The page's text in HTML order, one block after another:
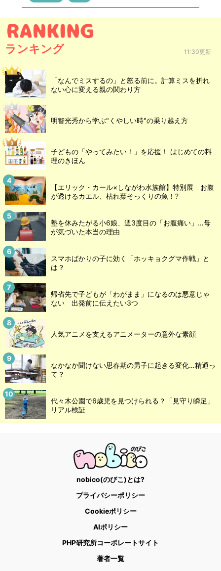
ランキング 11:30更新
「なんでミスするの」と怒る前に。計算ミスを折れ
ない心に変える親の関わり方
明智光秀から学ぶ"くやしい時"の乗り越え方
子どもの「やってみたい！」を応援！ はじめての料
理のきほん
【エリック・カール×しながわ水族館】特別展 お腹
が透けるカエル、枯れ葉そっくりの魚！?
塾を休みたがる小6娘、週3度目の「お腹痛い」…母
が気づいた本当の理由
スマホばかりの子に効く「ホッキョクグマ作戦」と
は？
帰省先で子どもが「わがまま」になるのは悪意じゃ
ない 出発前に伝えたい3つ
人気アニメを支えるアニメーターの意外な素顔
なかなか聞けない思春期の男子に起きる変化…精通っ
て？
代々木公園で6歳児を見つけられる？「見守り瞬足」
リアル検証
nobico(のびこ)とは?
プライバシーポリシー
Cookieポリシー
AIポリシー
PHP研究所コーポレートサイト
著者一覧